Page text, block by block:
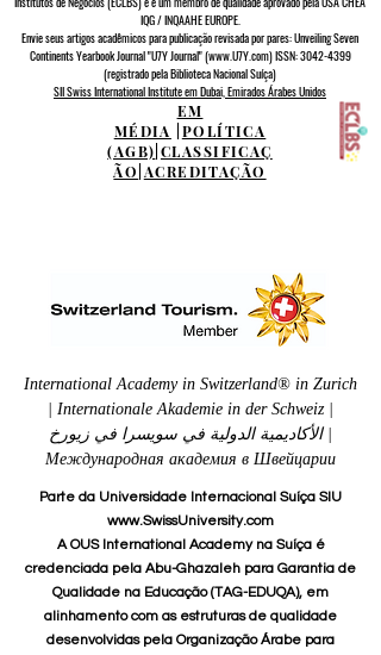
IQG / INQAAHE EUROPE.
Envie seus artigos acadêmicos para publicação revisada por pares: Unveiling Seven
Continents Yearbook Journal "U7Y Journal" (www.U7Y.com) ISSN: 3042-4399
(registrado pela Biblioteca Nacional Suíça)
SII Swiss International Institute em Dubai, Emirados Árabes Unidos
EM
MÉDIA
POLÍTICA
(AGB) CLASSIFICAÇ
ÃO ACREDITAÇÃO
International Academy in Switzerland® in Zurich
| Internationale Akademie in der Schweiz |
الأكاديمية الدولية في سويسرا في زيورخ |
Международная академия в Швейцарии
Parte da Universidade Internacional Suíça SIU
www.SwissUniversity.com
A OUS International Academy na Suíça é
credenciada pela Abu-Ghazaleh para Garantia de
Qualidade na Educação (TAG-EDUQA), em
alinhamento com as estruturas de qualidade
desenvolvidas pela Organização Árabe para